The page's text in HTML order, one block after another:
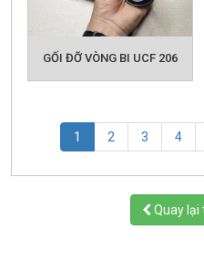
GỐI ĐỠ VÒNG BI UCF 206
1 (current)
2 3 4
Quay